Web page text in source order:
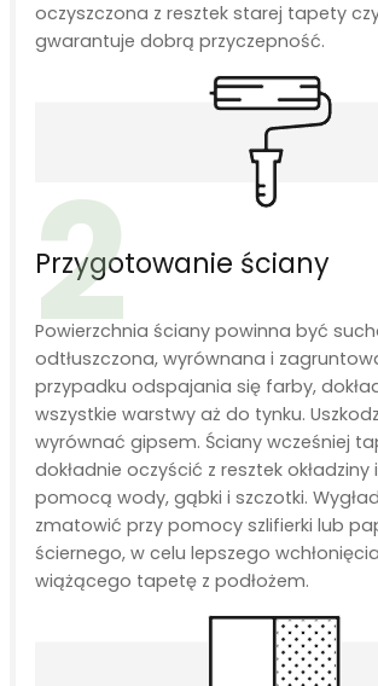
oczyszczona z resztek starej tapety
gwarantuje dobrą przyczepność.
2
Przygotowanie ściany
Powierzchnia ściany powinna być
odtłuszczona, wyrównana i
przypadku odspajania się farby,
wszystkie warstwy aż do tynku.
wyrównać gipsem. Ściany wcześniej
dokładnie oczyścić z resztek okładziny
pomocą wody, gąbki i szczotki.
zmatowić przy pomocy szlifierki lub
ściernego, w celu lepszego
wiążącego tapetę z podłożem.